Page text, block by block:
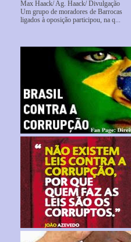
Max Haack/ Ag. Haack/ Divulgação
Um grupo de moradores de Barrocas
ligados à oposição participou, na q...